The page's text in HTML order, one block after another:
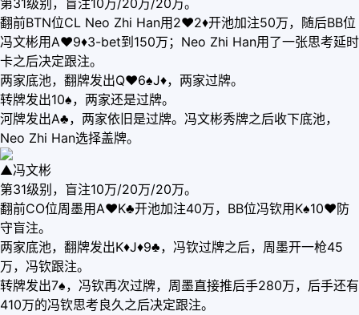
第31级别，盲注10万/20万/20万。
翻前BTN位CL Neo Zhi Han用2♥2♦开池加注50万，随后BB位
冯文彬用A♥9♦3-bet到150万；Neo Zhi Han用了一张思考延时
卡之后决定跟注。
两家底池，翻牌发出Q♥6♠J♦，两家过牌。
转牌发出10♠，两家还是过牌。
河牌发出A♣，两家依旧是过牌。冯文彬秀牌之后收下底池，
Neo Zhi Han选择盖牌。
▲冯文彬
第31级别，盲注10万/20万/20万。
翻前CO位周墨用A♥K♣开池加注40万，BB位冯钦用K♠10♥防
守盲注。
两家底池，翻牌发出K♦J♦9♣，冯钦过牌之后，周墨开一枪45
万，冯钦跟注。
转牌发出7♠，冯钦再次过牌，周墨直接推后手280万，后手还有
410万的冯钦思考良久之后决定跟注。